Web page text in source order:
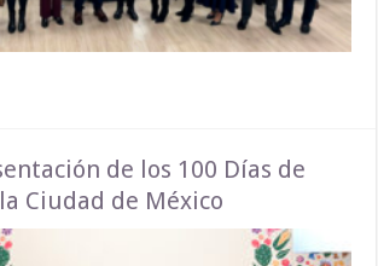
de los 100 Días de
Ciudad de México